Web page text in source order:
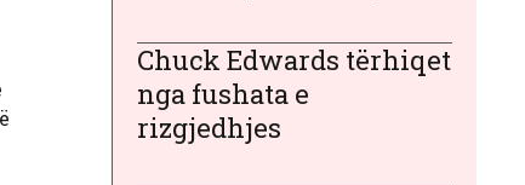
Chuck Edwards tërhiqet
nga fushata e
rizgjedhjes